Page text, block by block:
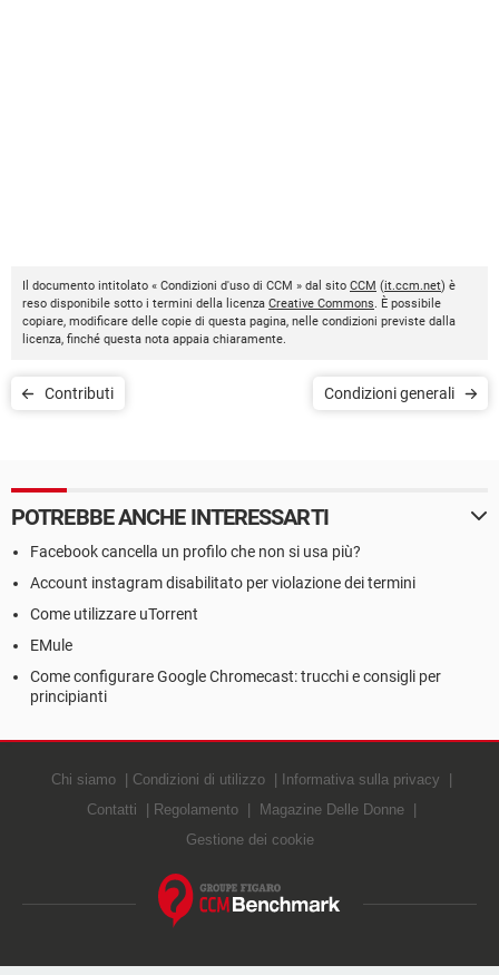
Il documento intitolato « Condizioni d'uso di CCM » dal sito CCM (it.ccm.net) è
reso disponibile sotto i termini della licenza Creative Commons. È possibile
copiare, modificare delle copie di questa pagina, nelle condizioni previste dalla
licenza, finché questa nota appaia chiaramente.
Contributi Condizioni generali
POTREBBE ANCHE INTERESSARTI
Facebook cancella un profilo che non si usa più?
Account instagram disabilitato per violazione dei termini
Come utilizzare uTorrent
EMule
Come configurare Google Chromecast: trucchi e consigli per
principianti
Chi siamo Condizioni di utilizzo
Informativa sulla privacy
Contatti
Regolamento
Magazine Delle Donne
Gestione dei cookie